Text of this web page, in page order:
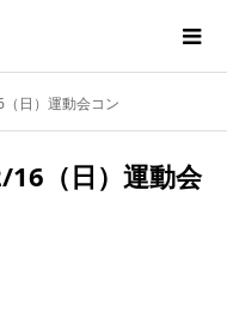
（日）運動会コン
16（日）運動会